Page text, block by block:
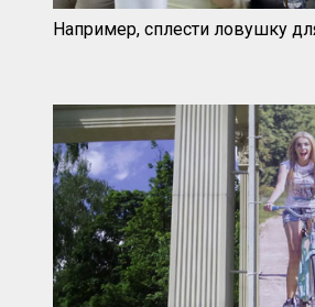
Например, сплести ловушку